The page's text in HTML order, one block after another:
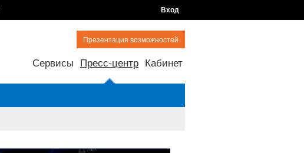
Вход
Презентация возможностей
Сервисы Пресс-центр Кабинет